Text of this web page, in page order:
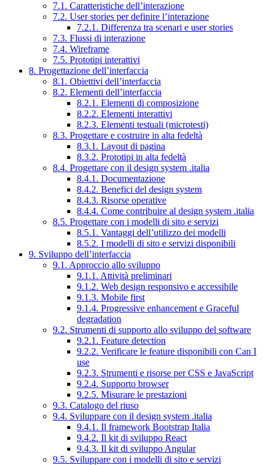
7.1. Caratteristiche dell’interazione
7.2. User stories per definire l’interazione
7.2.1. Differenza tra scenari e user stories
7.3. Flussi di interazione
7.4. Wireframe
7.5. Prototipi interattivi
8. Progettazione dell’interfaccia
8.1. Obiettivi dell’interfaccia
8.2. Elementi dell’interfaccia
8.2.1. Elementi di composizione
8.2.2. Elementi interattivi
8.2.3. Elementi testuali (microtesti)
8.3. Progettare e costruire in alta fedeltà
8.3.1. Layout di pagina
8.3.2. Prototipi in alta fedeltà
8.4. Progettare con il design system .italia
8.4.1. Documentazione
8.4.2. Benefici del design system
8.4.3. Risorse operative
8.4.4. Come contribuire al design system .italia
8.5. Progettare con i modelli di sito e servizi
8.5.1. Vantaggi dell’utilizzo dei modelli
8.5.2. I modelli di sito e servizi disponibili
9. Sviluppo dell’interfaccia
9.1. Approccio allo sviluppo
9.1.1. Attività preliminari
9.1.2. Web design responsivo e accessibile
9.1.3. Mobile first
9.1.4. Progressive enhancement e Graceful
degradation
9.2. Strumenti di supporto allo sviluppo del software
9.2.1. Feature detection
9.2.2. Verificare le feature disponibili con Can I
use
9.2.3. Strumenti e risorse per CSS e JavaScript
9.2.4. Supporto browser
9.2.5. Misurare le prestazioni
9.3. Catalogo del riuso
9.4. Sviluppare con il design system .italia
9.4.1. Il framework Bootstrap Italia
9.4.2. Il kit di sviluppo React
9.4.3. Il kit di sviluppo Angular
9.5. Sviluppare con i modelli di sito e servizi